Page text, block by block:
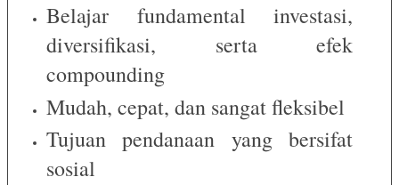
Belajar fundamental investasi,
diversifikasi, serta efek
compounding
Mudah, cepat, dan sangat fleksibel
Tujuan pendanaan yang bersifat
sosial